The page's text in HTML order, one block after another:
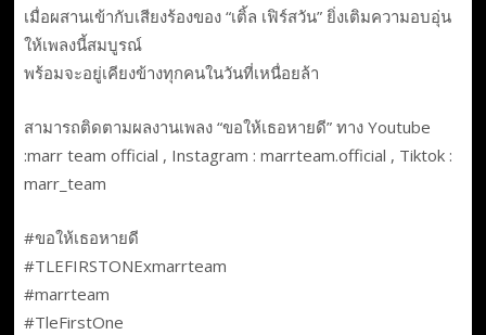
เมื่อผสานเข้ากับเสียงร้องของ “เติ้ล เฟิร์สวัน” ยิ่งเติมความอบอุ่น
ให้เพลงนี้สมบูรณ์
พร้อมจะอยู่เคียงข้างทุกคนในวันที่เหนื่อยล้า
สามารถติดตามผลงานเพลง “ขอให้เธอหายดี” ทาง Youtube
:marr team official , Instagram : marrteam.official , Tiktok :
marr_team
#ขอให้เธอหายดี
#TLEFIRSTONExmarrteam
#marrteam
#TleFirstOne